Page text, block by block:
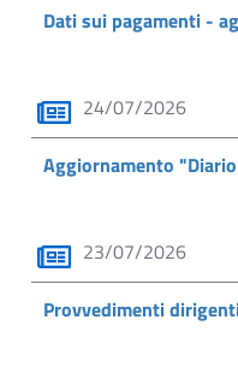
Dati sui pagamenti -
24/07/2026
Aggiornamento
23/07/2026
Provvedimenti